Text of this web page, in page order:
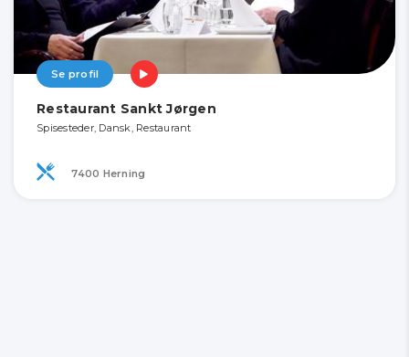
Se profil
Restaurant Sankt Jørgen
Spisesteder, Dansk, Restaurant
7400 Herning